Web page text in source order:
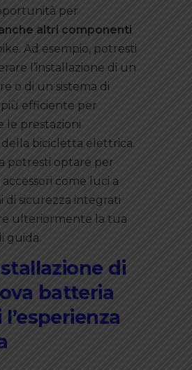
per
altri componenti
Ad esempio, potresti
l’installazione di un
o di un sistema di
più efficiente per
le prestazioni
della bicicletta elettrica.
potresti optare per
accessori come luci a
di sicurezza integrati
ulteriormente la tua
guida.
di
batteria